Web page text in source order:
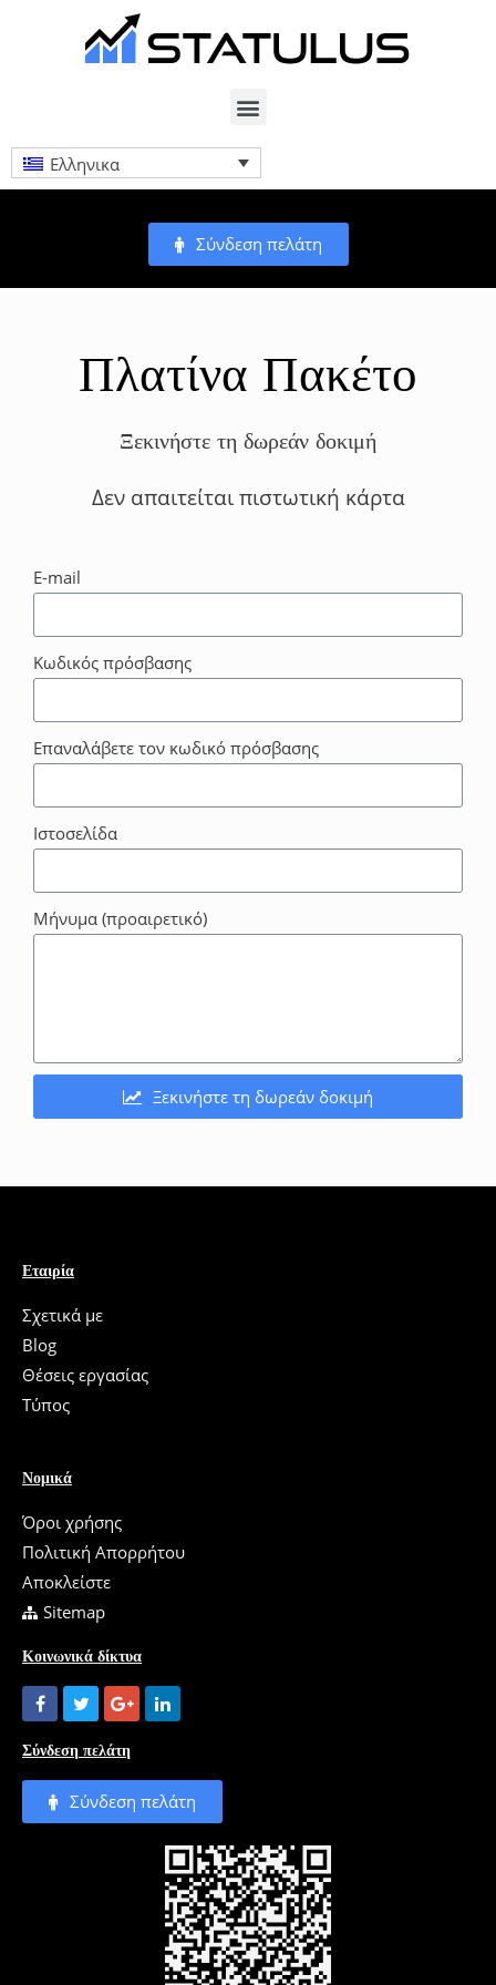
Ελληνικα
Σύνδεση πελάτη
Πλατίνα Πακέτο
Ξεκινήστε τη δωρεάν δοκιμή
Δεν απαιτείται πιστωτική κάρτα
E-mail
Κωδικός πρόσβασης
Επαναλάβετε τον κωδικό πρόσβασης
Ιστοσελίδα
Μήνυμα (προαιρετικό)
Ξεκινήστε τη δωρεάν δοκιμή
Εταιρία
Σχετικά με
Blog
Θέσεις εργασίας
Τύπος
Νομικά
Όροι χρήσης
Πολιτική Απορρήτου
Αποκλείστε
Sitemap
Κοινωνικά δίκτυα
Σύνδεση πελάτη
Σύνδεση πελάτη